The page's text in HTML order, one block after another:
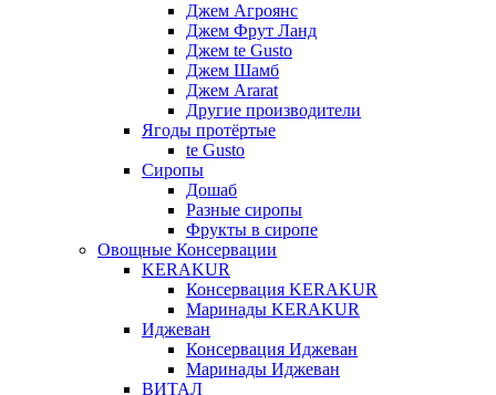
Джем Агроянс
Джем Фрут Ланд
Джем te Gusto
Джем Шамб
Джем Ararat
Другие производители
Ягоды протёртые
te Gusto
Сиропы
Дошаб
Разные сиропы
Фрукты в сиропе
Овощные Консервации
KERAKUR
Консервация KERAKUR
Маринады KERAKUR
Иджеван
Консервация Иджеван
Маринады Иджеван
ВИТАЛ